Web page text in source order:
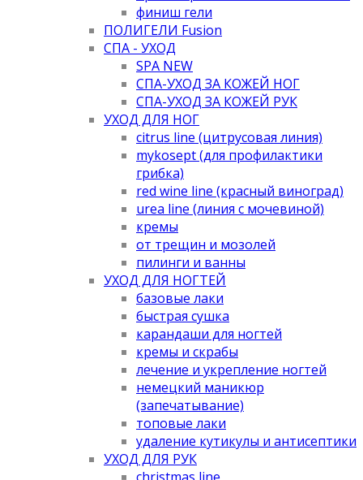
финиш гели
ПОЛИГЕЛИ Fusion
СПА - УХОД
SPA NEW
СПА-УХОД ЗА КОЖЕЙ НОГ
СПА-УХОД ЗА КОЖЕЙ РУК
УХОД ДЛЯ НОГ
citrus line (цитрусовая линия)
mykosept (для профилактики
грибка)
red wine line (красный виноград)
urea line (линия с мочевиной)
кремы
от трещин и мозолей
пилинги и ванны
УХОД ДЛЯ НОГТЕЙ
базовые лаки
быстрая сушка
карандаши для ногтей
кремы и скрабы
лечение и укрепление ногтей
немецкий маникюр
(запечатывание)
топовые лаки
удаление кутикулы и антисептики
УХОД ДЛЯ РУК
christmas line